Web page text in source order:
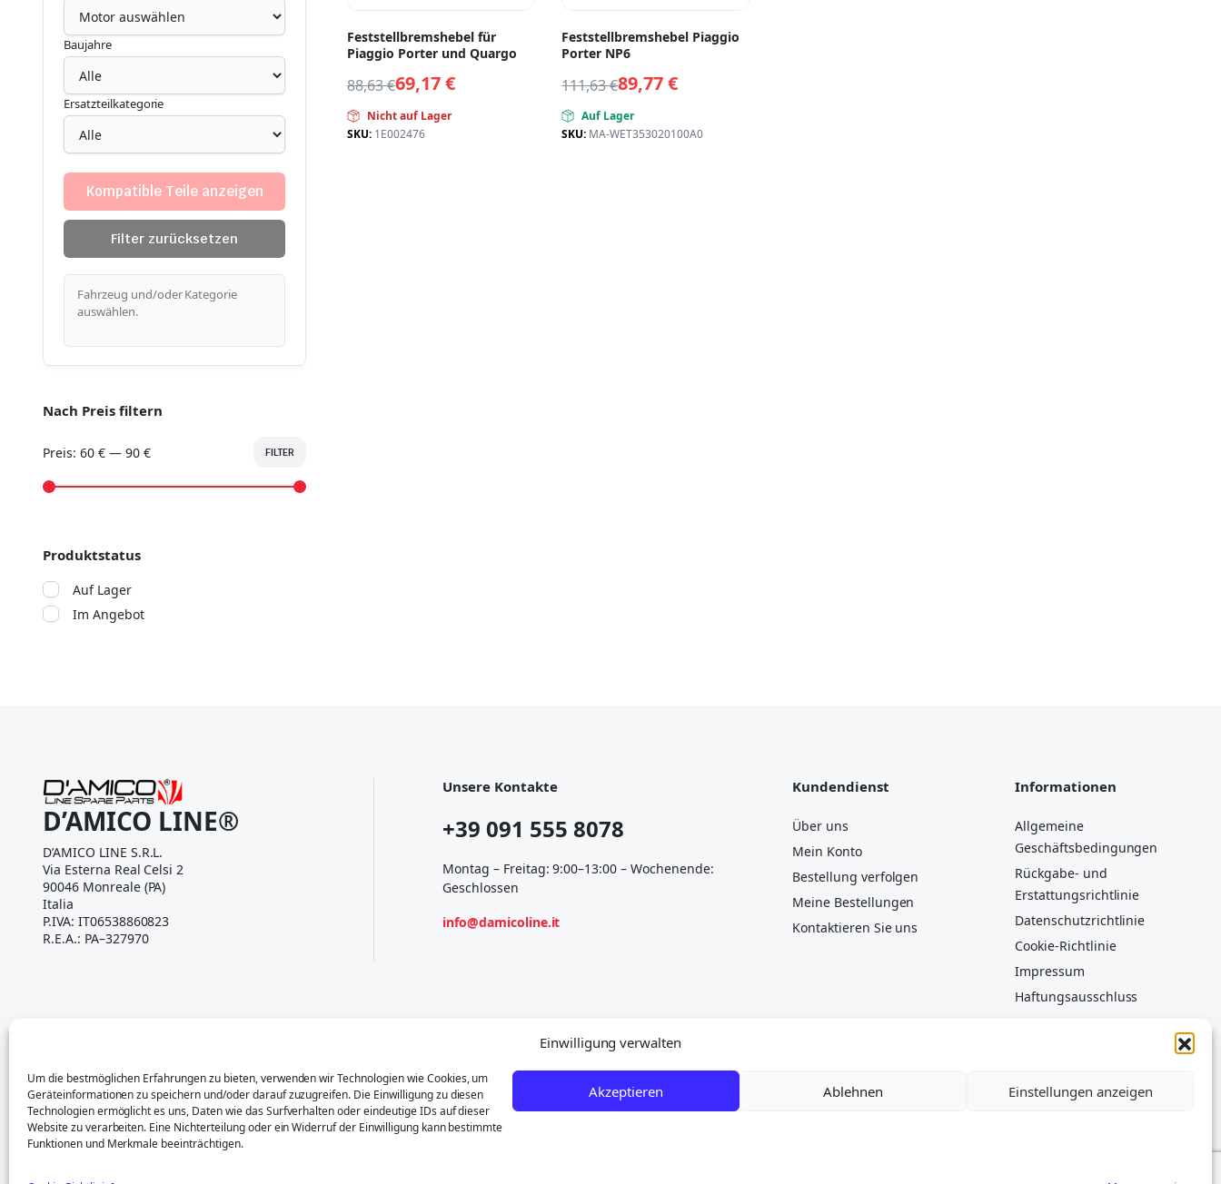
Einwilligung verwalten
Um die bestmöglichen Erfahrungen zu bieten, verwenden wir Technologien wie Cookies, um
Geräteinformationen zu speichern und/oder darauf zuzugreifen. Die Einwilligung zu diesen
Technologien ermöglicht es uns, Daten wie das Surfverhalten oder eindeutige IDs auf dieser
Website zu verarbeiten. Eine Nichterteilung oder ein Widerruf der Einwilligung kann bestimmte
Funktionen und Merkmale beeinträchtigen.
Akzeptieren Ablehnen Einstellungen anzeigen
Feststellbremshebel für
Piaggio Porter und Quargo
88,63€69,17€
Nicht auf Lager
SKU: 1E002476
Feststellbremshebel Piaggio
Porter NP6
111,63€89,77€
Auf Lager
SKU: MA-WET353020100A0
Baujahre
Ersatzteilkategorie
Kompatible Teile anzeigen
Filter zurücksetzen
Fahrzeug und/oder Kategorie
auswählen.
Nach Preis filtern
FILTER
Preis: 60 €— 90 €
Produktstatus
Auf Lager
Im Angebot
D’AMICO LINE®
D’AMICO LINE S.R.L.
Via Esterna Real Celsi 2
90046 Monreale (PA)
Italia
P.IVA: IT06538860823
R.E.A.: PA–327970
Unsere Kontakte
+39 091 555 8078
Montag – Freitag: 9:00–13:00 – Wochenende:
Geschlossen
info@damicoline.it
Kundendienst
Über uns
Mein Konto
Bestellung verfolgen
Meine Bestellungen
Kontaktieren Sie uns
Informationen
Allgemeine
Geschäftsbedingungen
Rückgabe- und
Erstattungsrichtlinie
Datenschutzrichtlinie
Cookie-Richtlinie
Impressum
Haftungsausschluss
Die genannten Marken (z. B. Piaggio, Porter, Quargo, Ape) sind Eigentum ihrer jeweiligen Inhaber und werden ausschließlich zur Angabe der Teilekompatibilität verwendet. D’AMICO
LINE S.R.L. steht in keiner Verbindung zu Piaggio S.p.A. „Foton“- oder „OEM“-Teile sind Originalprodukte des Herstellers, kompatibel mit Piaggio-Fahrzeugen, jedoch nicht mit dem